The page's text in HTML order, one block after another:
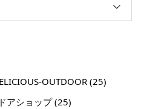
OUTDOOR(25)
アショップ(25)